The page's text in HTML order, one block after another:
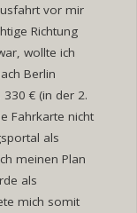
vor mir
Richtung
wollte ich
Berlin
€ (in der 2.
Fahrkarte nicht
als
meinen Plan
als
mich somit